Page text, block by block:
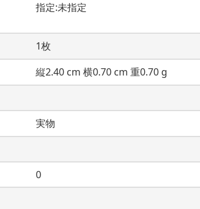
指定:未指定
1枚
縦2.40 cm 横0.70 cm 重0.70 g
実物
0